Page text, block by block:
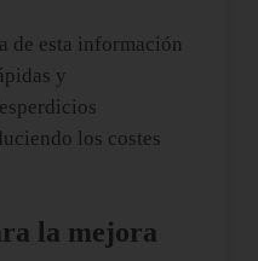
de esta información
y
los costes
la mejora